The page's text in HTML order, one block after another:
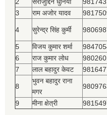
2
सराजुद्दिन धुनिया
3
राम अजोर यादव
4 सुरेन्द्र सिंह कुर्मी
5 विजय कुमार शर्मा
6
राज कुमार लोध
7
लाल बहादुर केवट
8
भुवन बहादुर राना
मगर
9 मीना क्षेत्री